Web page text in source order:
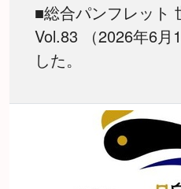
■総合パンフレット
Vol.83 （2026年6月
した。